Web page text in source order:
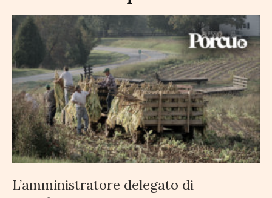
L’amministratore delegato di